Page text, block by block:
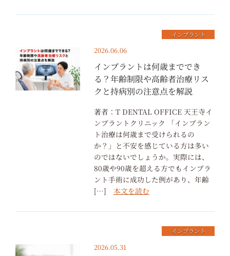
2026.06.06
インプラントは何歳まででき
る？年齢制限や高齢者治療リス
クと持病別の注意点を解説
著者：T DENTAL OFFICE 天王寺イ
ンプラントクリニック 「インプラン
ト治療は何歳まで受けられるの
か？」と不安を感じている方は多い
のではないでしょうか。実際には、
80歳や90歳を超える方でもインプラ
ント手術に成功した例があり、年齢
[…] 本文を読む
インプラント
2026.05.31
インプラント